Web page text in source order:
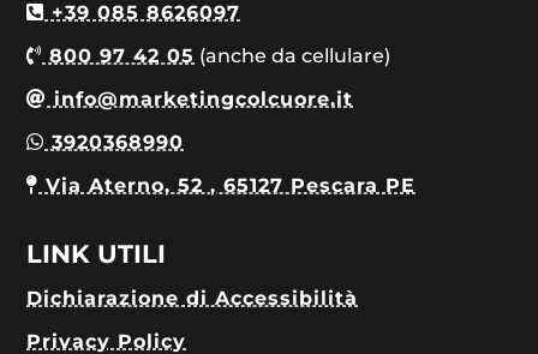
+39 085 8626097
800 97 42 05 (anche da cellulare)
info@marketingcolcuore.it
3920368990
Via Aterno, 52 , 65127 Pescara PE
LINK UTILI
Dichiarazione di Accessibilità
Privacy Policy